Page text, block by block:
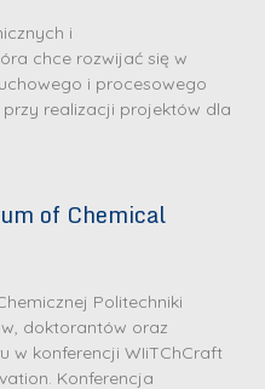
i
chce rozwijać się w
i procesowego
realizacji projektów dla
of Chemical
Politechniki
doktorantów oraz
w konferencji WIiTChCraft
Konferencja